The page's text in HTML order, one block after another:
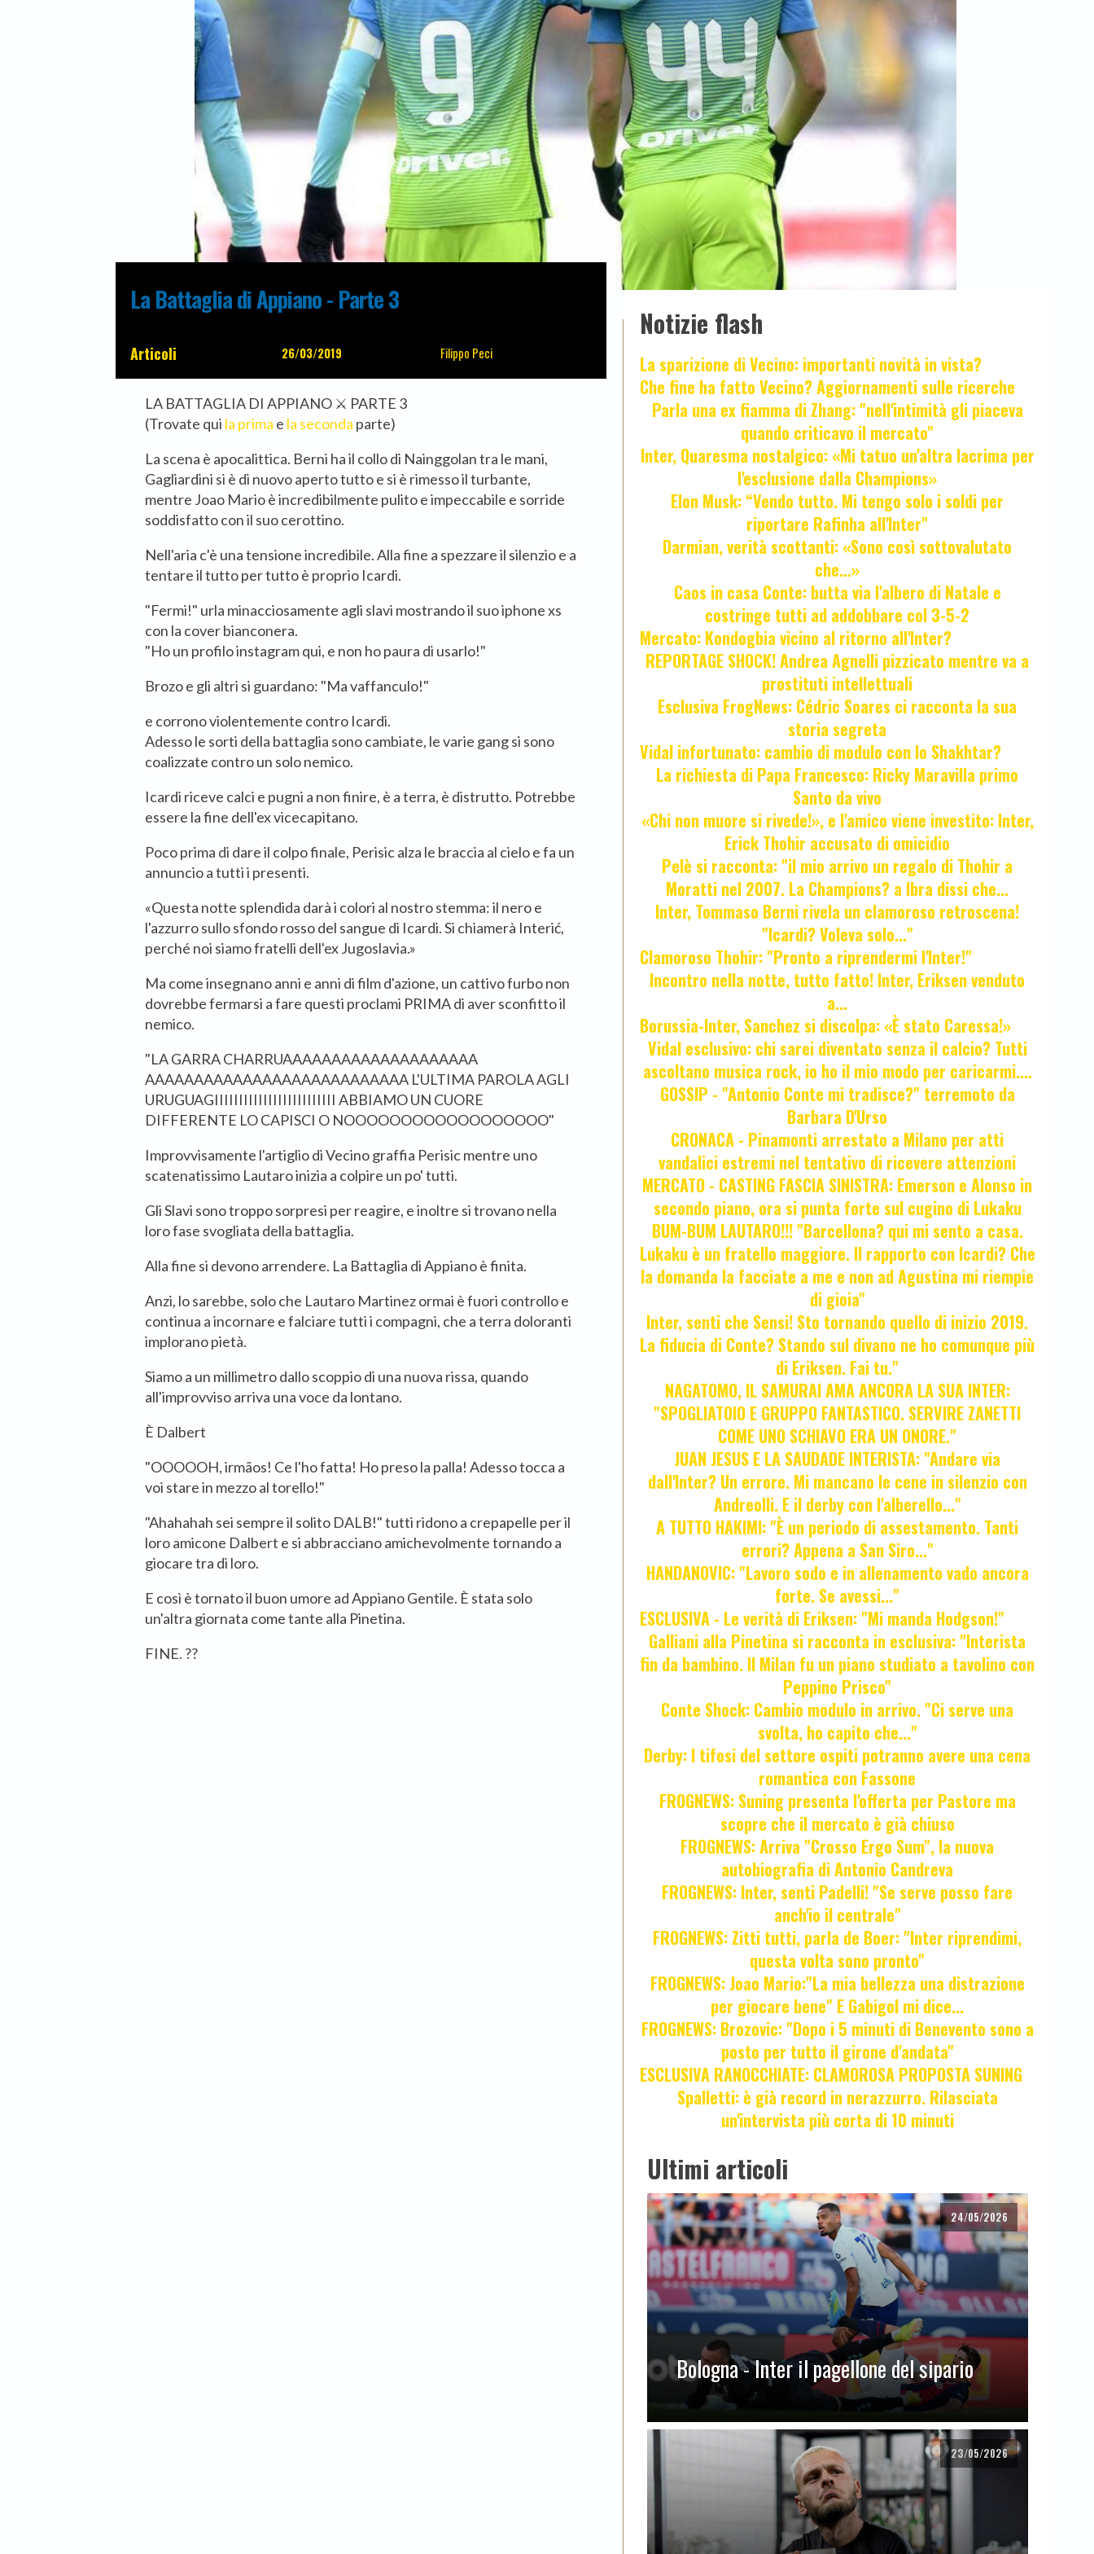
La Battaglia di Appiano - Parte 3
Articoli 26/03/2019 Filippo Peci
LA BATTAGLIA DI APPIANO ⚔️ PARTE 3
(Trovate qui la prima e la seconda parte)
La scena è apocalittica. Berni ha il collo di Nainggolan tra le mani,
Gagliardini si è di nuovo aperto tutto e si è rimesso il turbante,
mentre Joao Mario è incredibilmente pulito e impeccabile e sorride
soddisfatto con il suo cerottino.
Nell'aria c'è una tensione incredibile. Alla fine a spezzare il silenzio e a
tentare il tutto per tutto è proprio Icardi.
"Fermi!" urla minacciosamente agli slavi mostrando il suo iphone xs
con la cover bianconera.
"Ho un profilo instagram qui, e non ho paura di usarlo!"
Brozo e gli altri si guardano: "Ma vaffanculo!"
e corrono violentemente contro Icardi.
Adesso le sorti della battaglia sono cambiate, le varie gang si sono
coalizzate contro un solo nemico.
Icardi riceve calci e pugni a non finire, è a terra, è distrutto. Potrebbe
essere la fine dell'ex vicecapitano.
Poco prima di dare il colpo finale, Perisic alza le braccia al cielo e fa un
annuncio a tutti i presenti.
«Questa notte splendida darà i colori al nostro stemma: il nero e
l'azzurro sullo sfondo rosso del sangue di Icardi. Si chiamerà Interić,
perché noi siamo fratelli dell'ex Jugoslavia.»
Ma come insegnano anni e anni di film d'azione, un cattivo furbo non
dovrebbe fermarsi a fare questi proclami PRIMA di aver sconfitto il
nemico.
"LA GARRA CHARRUAAAAAAAAAAAAAAAAAAAA
AAAAAAAAAAAAAAAAAAAAAAAAAAA L'ULTIMA PAROLA AGLI
URUGUAGIIIIIIIIIIIIIIIIIIIIIIIII ABBIAMO UN CUORE
DIFFERENTE LO CAPISCI O NOOOOOOOOOOOOOOOOOO"
Improvvisamente l'artiglio di Vecino graffia Perisic mentre uno
scatenatissimo Lautaro inizia a colpire un po' tutti.
Gli Slavi sono troppo sorpresi per reagire, e inoltre si trovano nella
loro fase svogliata della battaglia.
Alla fine si devono arrendere. La Battaglia di Appiano è finita.
Anzi, lo sarebbe, solo che Lautaro Martinez ormai è fuori controllo e
continua a incornare e falciare tutti i compagni, che a terra doloranti
implorano pietà.
Siamo a un millimetro dallo scoppio di una nuova rissa, quando
all'improvviso arriva una voce da lontano.
È Dalbert
"OOOOOH, irmãos! Ce l'ho fatta! Ho preso la palla! Adesso tocca a
voi stare in mezzo al torello!"
"Ahahahah sei sempre il solito DALB!" tutti ridono a crepapelle per il
loro amicone Dalbert e si abbracciano amichevolmente tornando a
giocare tra di loro.
E così è tornato il buon umore ad Appiano Gentile. È stata solo
un'altra giornata come tante alla Pinetina.
FINE. ??
Notizie flash
La sparizione di Vecino: importanti novità in vista?
Che fine ha fatto Vecino? Aggiornamenti sulle ricerche
Parla una ex fiamma di Zhang: "nell'intimità gli piaceva
quando criticavo il mercato"
Inter, Quaresma nostalgico: «Mi tatuo un'altra lacrima per
l'esclusione dalla Champions»
Elon Musk: “Vendo tutto. Mi tengo solo i soldi per
riportare Rafinha all'Inter"
Darmian, verità scottanti: «Sono così sottovalutato
che...»
Caos in casa Conte: butta via l'albero di Natale e
costringe tutti ad addobbare col 3-5-2
Mercato: Kondogbia vicino al ritorno all'Inter?
REPORTAGE SHOCK! Andrea Agnelli pizzicato mentre va a
prostituti intellettuali
Esclusiva FrogNews: Cédric Soares ci racconta la sua
storia segreta
Vidal infortunato: cambio di modulo con lo Shakhtar?
La richiesta di Papa Francesco: Ricky Maravilla primo
Santo da vivo
«Chi non muore si rivede!», e l'amico viene investito: Inter,
Erick Thohir accusato di omicidio
Pelè si racconta: "il mio arrivo un regalo di Thohir a
Moratti nel 2007. La Champions? a Ibra dissi che...
Inter, Tommaso Berni rivela un clamoroso retroscena!
"Icardi? Voleva solo..."
Clamoroso Thohir: "Pronto a riprendermi l'Inter!"
Incontro nella notte, tutto fatto! Inter, Eriksen venduto
a...
Borussia-Inter, Sanchez si discolpa: «È stato Caressa!»
Vidal esclusivo: chi sarei diventato senza il calcio? Tutti
ascoltano musica rock, io ho il mio modo per caricarmi....
GOSSIP - "Antonio Conte mi tradisce?" terremoto da
Barbara D'Urso
CRONACA - Pinamonti arrestato a Milano per atti
vandalici estremi nel tentativo di ricevere attenzioni
MERCATO - CASTING FASCIA SINISTRA: Emerson e Alonso in
secondo piano, ora si punta forte sul cugino di Lukaku
BUM-BUM LAUTARO!!! "Barcellona? qui mi sento a casa.
Lukaku è un fratello maggiore. Il rapporto con Icardi? Che
la domanda la facciate a me e non ad Agustina mi riempie
di gioia"
Inter, senti che Sensi! Sto tornando quello di inizio 2019.
La fiducia di Conte? Stando sul divano ne ho comunque più
di Eriksen. Fai tu."
NAGATOMO, IL SAMURAI AMA ANCORA LA SUA INTER:
"SPOGLIATOIO E GRUPPO FANTASTICO. SERVIRE ZANETTI
COME UNO SCHIAVO ERA UN ONORE."
JUAN JESUS E LA SAUDADE INTERISTA: "Andare via
dall'Inter? Un errore. Mi mancano le cene in silenzio con
Andreolli. E il derby con l'alberello..."
A TUTTO HAKIMI: "È un periodo di assestamento. Tanti
errori? Appena a San Siro..."
HANDANOVIC: "Lavoro sodo e in allenamento vado ancora
forte. Se avessi..."
ESCLUSIVA - Le verità di Eriksen: "Mi manda Hodgson!"
Galliani alla Pinetina si racconta in esclusiva: "Interista
fin da bambino. Il Milan fu un piano studiato a tavolino con
Peppino Prisco"
Conte Shock: Cambio modulo in arrivo. "Ci serve una
svolta, ho capito che..."
Derby: I tifosi del settore ospiti potranno avere una cena
romantica con Fassone
FROGNEWS: Suning presenta l'offerta per Pastore ma
scopre che il mercato è già chiuso
FROGNEWS: Arriva "Crosso Ergo Sum", la nuova
autobiografia di Antonio Candreva
FROGNEWS: Inter, senti Padelli! "Se serve posso fare
anch'io il centrale"
FROGNEWS: Zitti tutti, parla de Boer: "Inter riprendimi,
questa volta sono pronto"
FROGNEWS: Joao Mario:"La mia bellezza una distrazione
per giocare bene" E Gabigol mi dice...
FROGNEWS: Brozovic: "Dopo i 5 minuti di Benevento sono a
posto per tutto il girone d'andata"
ESCLUSIVA RANOCCHIATE: CLAMOROSA PROPOSTA SUNING
Spalletti: è già record in nerazzurro. Rilasciata
un'intervista più corta di 10 minuti
Ultimi articoli
24/05/2026
Bologna - Inter il pagellone del sipario
23/05/2026